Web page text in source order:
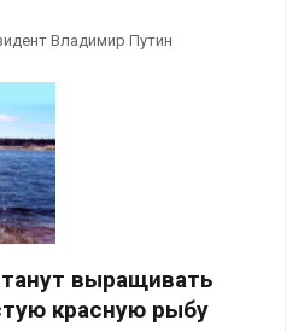
Владимир Путин
выращивать
красную рыбу